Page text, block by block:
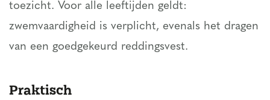
toezicht. Voor alle leeftijden geldt:
zwemvaardigheid is verplicht, evenals het dragen
van een goedgekeurd reddingsvest.
Praktisch